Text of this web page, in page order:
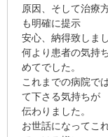
原因、そして治療
も明確に提示
安心、納得致しまし
何より患者の気持
めてでした。
これまでの病院で
て下さる気持ちが
伝わりました。
お世話になってこ